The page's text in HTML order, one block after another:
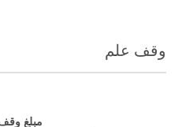
وقف علم
مبلغ